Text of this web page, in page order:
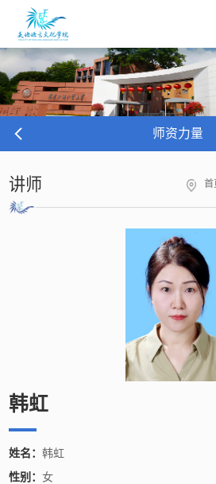
师资力量
讲师 首
韩虹
姓名：韩虹
性别：女